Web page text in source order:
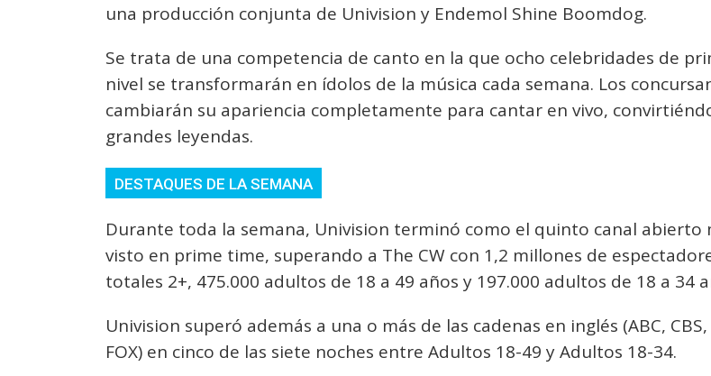
una producción conjunta de Univision y Endemol Shine Boomdog.
Se trata de una competencia de canto en la que ocho celebridades de
nivel se transformarán en ídolos de la música cada semana. Los
cambiarán su apariencia completamente para cantar en vivo,
grandes leyendas.
DESTAQUES DE LA SEMANA
Durante toda la semana, Univision terminó como el quinto canal abierto
visto en prime time, superando a The CW con 1,2 millones de
totales 2+, 475.000 adultos de 18 a 49 años y 197.000 adultos de 18 a 34
Univision superó además a una o más de las cadenas en inglés (ABC, CBS,
FOX) en cinco de las siete noches entre Adultos 18-49 y Adultos 18-34.